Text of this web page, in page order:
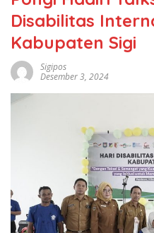
Disabilitas
Kabupaten Sigi
Sigipos
Desember 3, 2024